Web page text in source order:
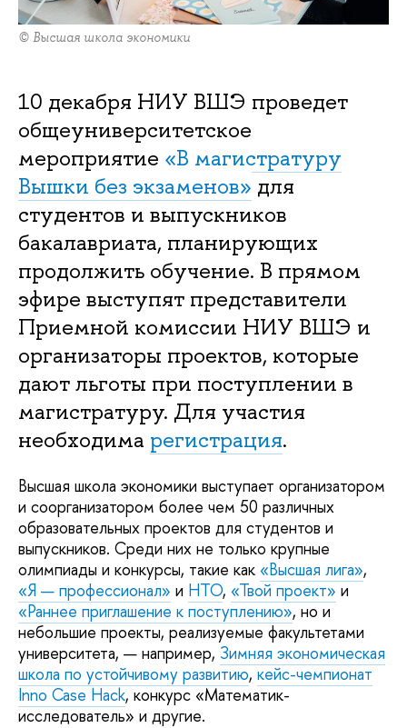
© Высшая школа экономики
10 декабря НИУ ВШЭ проведет
общеуниверситетское
мероприятие «В магистратуру
Вышки без экзаменов» для
студентов и выпускников
бакалавриата, планирующих
продолжить обучение. В прямом
эфире выступят представители
Приемной комиссии НИУ ВШЭ и
организаторы проектов, которые
дают льготы при поступлении в
магистратуру. Для участия
необходима регистрация.
Высшая школа экономики выступает организатором
и соорганизатором более чем 50 различных
образовательных проектов для студентов и
выпускников. Среди них не только крупные
олимпиады и конкурсы, такие как «Высшая лига»,
«Я — профессионал» и НТО, «Твой проект» и
«Раннее приглашение к поступлению», но и
небольшие проекты, реализуемые факультетами
университета, — например, Зимняя экономическая
школа по устойчивому развитию, кейс-чемпионат
Inno Case Hack, конкурс «Математик-
исследователь» и другие.